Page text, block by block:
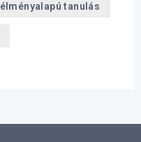
élményalapú tanulás